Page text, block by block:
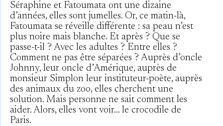
Séraphine et Fatoumata ont une dizaine
d’années, elles sont jumelles. Or, ce matin-là,
Fatoumata se réveille différente : sa peau n’est
plus noire mais blanche. Et après ? Que se
passe-t-il ? Avec les adultes ? Entre elles ?
Comment ne pas être séparées ? Auprès d’oncle
Johnny, leur oncle d’Amérique, auprès de
monsieur Simplon leur instituteur-poète, auprès
des animaux du zoo, elles cherchent une
solution. Mais personne ne sait comment les
aider. Alors, elles vont voir… le crocodile de
Paris.